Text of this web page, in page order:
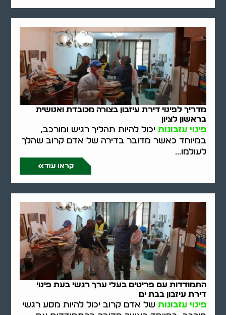
מדריך לפינוי דירת עיזבון בצורה מכובדת ואנושית
בראשון לציון
פינוי עזבונות יכול להיות תהליך רגיש ומורכב,
במיוחד כאשר מדובר בדירה של אדם קרוב שהלך
לעולמו...
קראו עוד
התמודדות עם פריטים בעלי ערך רגשי בעת פינוי
דירת עיזבון בבת ים
פינוי עזבונות של אדם קרוב יכול להיות מסע רגשי